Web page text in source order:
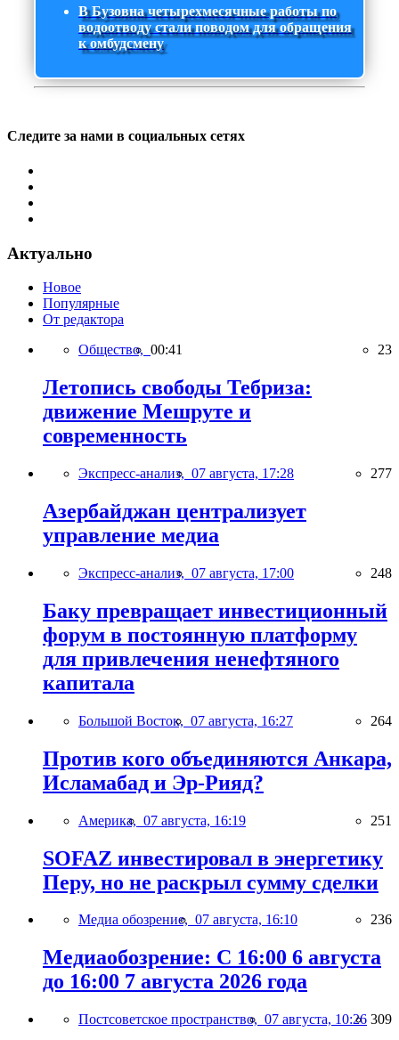
В Бузовна четырехмесячные работы по
водоотводу стали поводом для обращения
к омбудсмену
Следите за нами в социальных сетях
Актуально
Новое
Популярные
От редактора
Общество, 00:41 23
Летопись свободы Тебриза:
движение Мешруте и
современность
Экспресс-анализ, 07 августа, 17:28 277
Азербайджан централизует
управление медиа
Экспресс-анализ, 07 августа, 17:00 248
Баку превращает инвестиционный
форум в постоянную платформу
для привлечения ненефтяного
капитала
Большой Восток, 07 августа, 16:27 264
Против кого объединяются Анкара,
Исламабад и Эр-Рияд?
Америка, 07 августа, 16:19 251
SOFAZ инвестировал в энергетику
Перу, но не раскрыл сумму сделки
Медиа обозрение, 07 августа, 16:10 236
Медиаобозрение: С 16:00 6 августа
до 16:00 7 августа 2026 года
Постсоветское пространство, 07 августа, 10:26 309